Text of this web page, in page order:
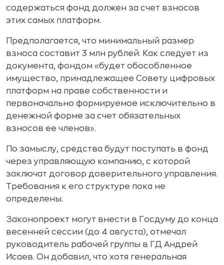
содержаться фонд должен за счет взносов
этих самых платформ.
Предполагается, что минимальный размер
взноса составит 3 млн рублей. Как следует из
документа, фондом «будет обособленное
имущество, принадлежащее Совету цифровых
платформ на праве собственности и
первоначально формируемое исключительно в
денежной форме за счет обязательных
взносов ее членов».
По замыслу, средства будут поступать в фонд
через управляющую компанию, с которой
заключат договор доверительного управления.
Требования к его структуре пока не
определены.
Законопроект могут внести в Госдуму до конца
весенней сессии (до 4 августа), отмечал
руководитель рабочей группы в ГД Андрей
Исаев. Он добавил, что хотя генеральная